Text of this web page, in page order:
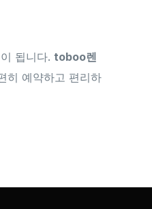
됩니다. toboo렌
히 예약하고 편리하